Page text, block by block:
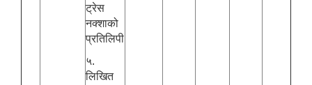
ट्रेस
नक्शाको
प्रतिलिपी
५.
लिखित